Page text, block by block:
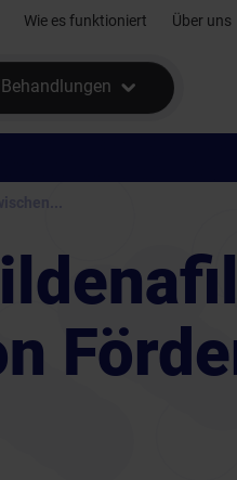
Wie es funktioniert Über uns
Behandlungen